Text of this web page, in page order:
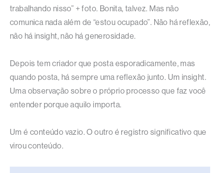
trabalhando nisso” + foto. Bonita, talvez. Mas não
comunica nada além de “estou ocupado”. Não há reflexão,
não há insight, não há generosidade.
Depois tem criador que posta esporadicamente, mas
quando posta, há sempre uma reflexão junto. Um insight.
Uma observação sobre o próprio processo que faz você
entender porque aquilo importa.
Um é conteúdo vazio. O outro é registro significativo que
virou conteúdo.